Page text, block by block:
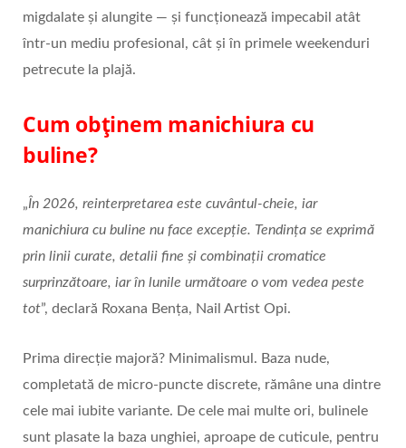
migdalate și alungite — și funcționează impecabil atât
într‑un mediu profesional, cât și în primele weekenduri
petrecute la plajă.
Cum obținem manichiura cu
buline?
„În 2026, reinterpretarea este cuvântul‑cheie, iar
manichiura cu buline nu face excepție. Tendința se exprimă
prin linii curate, detalii fine și combinații cromatice
surprinzătoare, iarîn lunile următoare o vom vedea peste
tot”, declară Roxana Bența, Nail Artist Opi.
Prima direcție majoră? Minimalismul. Baza nude,
completată de micro‑puncte discrete, rămâne una dintre
cele mai iubite variante. De cele mai multe ori, bulinele
sunt plasate la baza unghiei, aproape de cuticule, pentru